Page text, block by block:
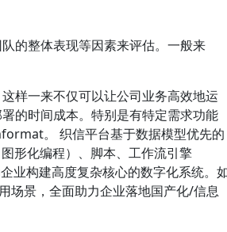
的整体表现等因素来评估。一般来
样一来不仅可以让公司业务高效地运
的时间成本。特别是有特定需求功能
。 织信平台基于数据模型优先的
形化编程）、脚本、工作流引擎
业构建高度复杂核心的数字化系统。
场景，全面助力企业落地国产化/信息